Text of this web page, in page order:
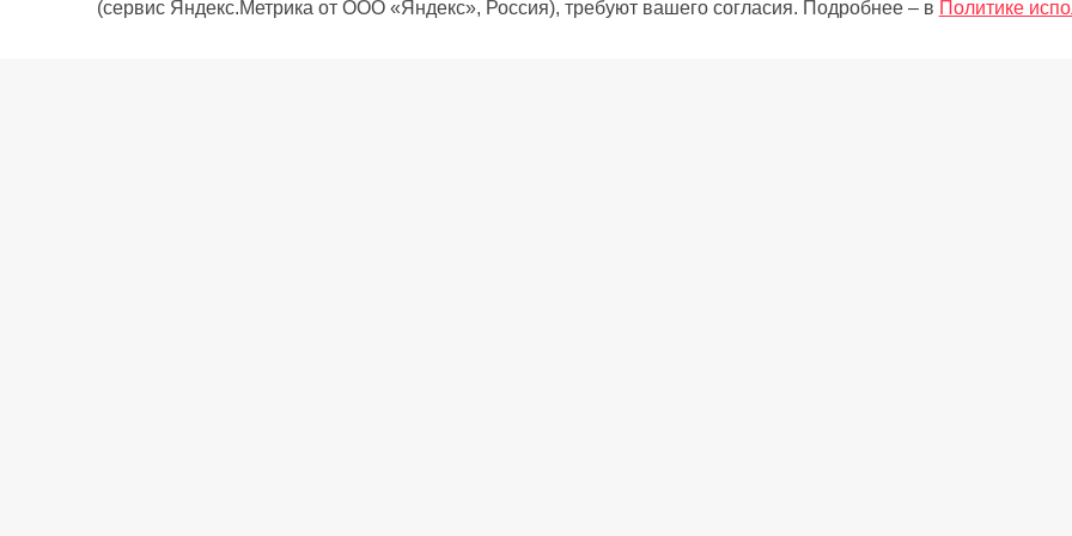
(сервис Яндекс.Метрика от ООО «Яндекс», Россия), требуют вашего согласия. Подробнее – в Политике